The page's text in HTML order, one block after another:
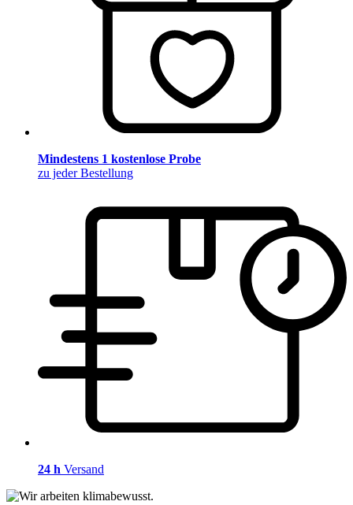
Mindestens 1 kostenlose Probe
zu jeder Bestellung
24 h Versand